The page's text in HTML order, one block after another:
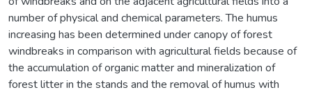
number of physical and chemical parameters. The humus
increasing has been determined under canopy of forest
windbreaks in comparison with agricultural fields because of
the accumulation of organic matter and mineralization of
forest litter in the stands and the removal of humus with